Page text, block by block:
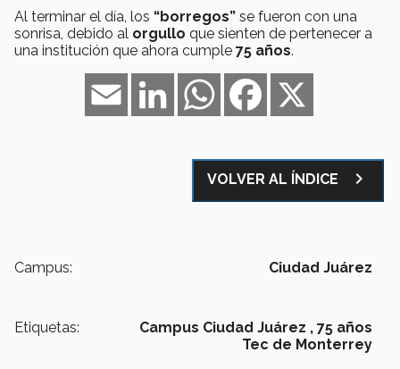
Al terminar el día, los “borregos” se fueron con una
sonrisa, debido al orgullo que sienten de pertenecer a
una institución que ahora cumple 75 años.
Facebook
WhatsApp
LinkedIn
Email
VOLVER AL ÍNDICE navigate_next
Campus: Ciudad Juárez
Etiquetas: Campus Ciudad Juárez , 75 años
Tec de Monterrey